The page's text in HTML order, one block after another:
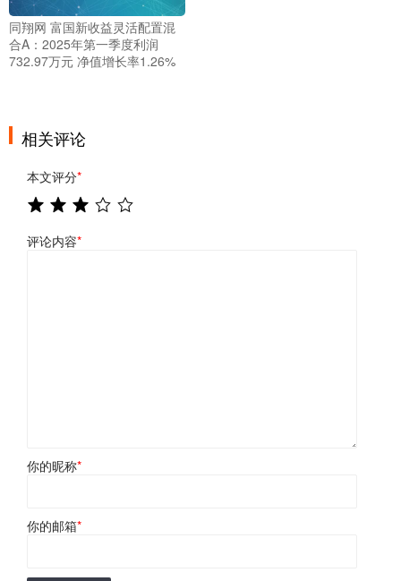
同翔网 富国新收益灵活配置混
合A：2025年第一季度利润
732.97万元 净值增长率1.26%
相关评论
本文评分*
评论内容*
你的昵称*
你的邮箱*